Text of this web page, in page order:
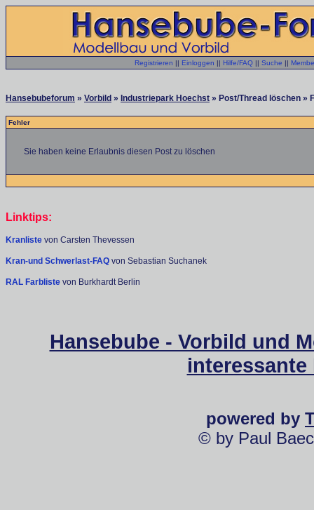
Registrieren || Einloggen || Hilfe/FAQ || Suche ||
Hansebubeforum » Vorbild » Industriepark Hoechst » Post/Thread löschen »
Fehler
Sie haben keine Erlaubnis diesen Post zu löschen
Linktips:
Kranliste von Carsten Thevessen
Kran-und Schwerlast-FAQ von Sebastian Suchanek
RAL Farbliste von Burkhardt Berlin
Hansebube - Vorbild und
powered by
© by Paul